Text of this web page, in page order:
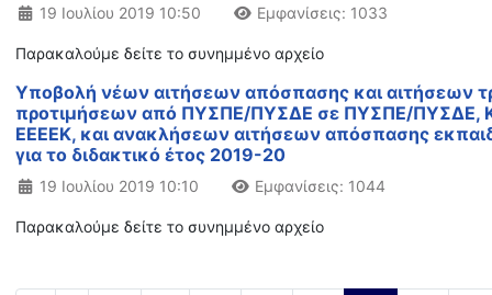
Λεπτομέρειες
19 Ιουλίου 2019 10:50 Εμφανίσεις: 1033
Παρακαλούμε δείτε το συνημμένο αρχείο
Υποβολή νέων αιτήσεων απόσπασης και αιτήσεων
προτιμήσεων από ΠΥΣΠΕ/ΠΥΣΔΕ σε ΠΥΣΠΕ/ΠΥΣΔΕ,
ΕΕΕΕΚ, και ανακλήσεων αιτήσεων απόσπασης
για το διδακτικό έτος 2019-20
Λεπτομέρειες
19 Ιουλίου 2019 10:10 Εμφανίσεις: 1044
Παρακαλούμε δείτε το συνημμένο αρχείο